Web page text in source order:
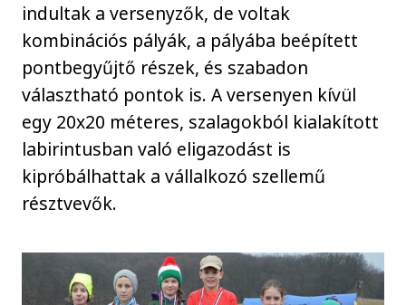
indultak a versenyzők, de voltak
kombinációs pályák, a pályába beépített
pontbegyűjtő részek, és szabadon
választható pontok is. A versenyen kívül
egy 20x20 méteres, szalagokból kialakított
labirintusban való eligazodást is
kipróbálhattak a vállalkozó szellemű
résztvevők.